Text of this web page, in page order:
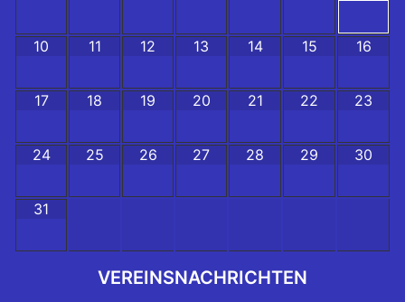
10 11 12 13 14 15 16
17 18 19 20 21 22 23
24 25 26 27 28 29 30
31
VEREINSNACHRICHTEN